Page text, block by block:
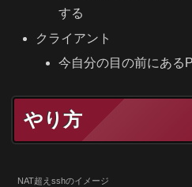
する
クライアント
今自分の目の前にある
やり方
NAT超えsshのイメージ